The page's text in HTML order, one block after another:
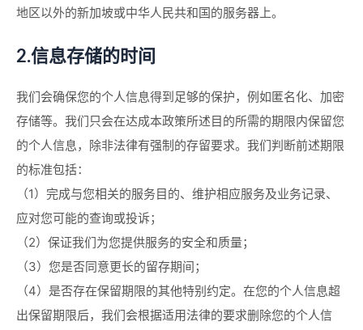
地区以外的新加坡或中华人民共和国的服务器上。
2.信息存储的时间
我们会确保您的个人信息得到足够的保护，例如匿名化、加密
存储等。我们只会在达成本政策所述目的所需的期限内保留您
的个人信息，除非法律有强制的存留要求。我们判断前述期限
的标准包括：
（1）完成与您相关的服务目的、维护相应服务及业务记录、
应对您可能的查询或投诉；
（2）保证我们为您提供服务的安全和质量；
（3）您是否同意更长的留存期间；
（4）是否存在保留期限的其他特别约定。在您的个人信息超
出保留期限后，我们会根据适用法律的要求删除您的个人信